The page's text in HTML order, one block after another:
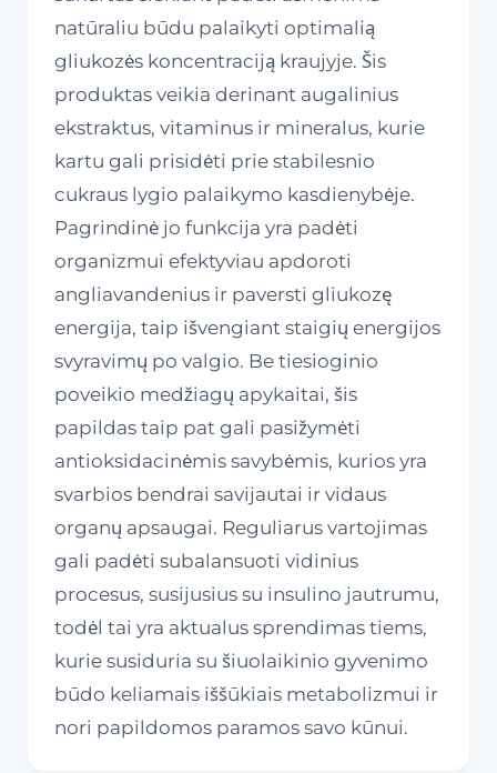
natūraliu būdu palaikyti optimalią
gliukozės koncentraciją kraujyje. Šis
produktas veikia derinant augalinius
ekstraktus, vitaminus ir mineralus, kurie
kartu gali prisidėti prie stabilesnio
cukraus lygio palaikymo kasdienybėje.
Pagrindinė jo funkcija yra padėti
organizmui efektyviau apdoroti
angliavandenius ir paversti gliukozę
energija, taip išvengiant staigių energijos
svyravimų po valgio. Be tiesioginio
poveikio medžiagų apykaitai, šis
papildas taip pat gali pasižymėti
antioksidacinėmis savybėmis, kurios yra
svarbios bendrai savijautai ir vidaus
organų apsaugai. Reguliarus vartojimas
gali padėti subalansuoti vidinius
procesus, susijusius su insulino jautrumu,
todėl tai yra aktualus sprendimas tiems,
kurie susiduria su šiuolaikinio gyvenimo
būdo keliamais iššūkiais metabolizmui ir
nori papildomos paramos savo kūnui.